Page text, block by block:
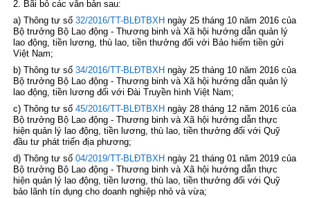
2. Bãi bỏ các văn bản sau:
a) Thông tư số32/2016/TT-BLĐTBXH ngày 25 tháng 10 năm 2016 của
Bộ trưởng Bộ Lao động - Thương binh và Xã hội hướng dẫn quản lý
lao động, tiền lương, thù lao, tiền thưởng đối với Bảo hiểm tiền gửi
Việt Nam;
b) Thông tư số34/2016/TT-BLĐTBXH ngày 25 tháng 10 năm 2016 của
Bộ trưởng Bộ Lao động - Thương binh và Xã hội hướng dẫn quản lý
lao động, tiền lương đối với Đài Truyền hình Việt Nam;
c) Thông tư số45/2016/TT-BLĐTBXH ngày 28 tháng 12 năm 2016 của
Bộ trưởng Bộ Lao động - Thương binh và Xã hội hướng dẫn thực
hiện quản lý lao động, tiền lương, thù lao, tiền thưởng đối với Quỹ
đầu tư phát triển địa phương;
d) Thông tư số04/2019/TT-BLĐTBXH ngày 21 tháng 01 năm 2019 của
Bộ trưởng Bộ Lao động - Thương binh và Xã hội hướng dẫn thực
hiện quản lý lao động, tiền lương, thù lao, tiền thưởng đối với Quỹ
bảo lãnh tín dụng cho doanh nghiệp nhỏ và vừa;